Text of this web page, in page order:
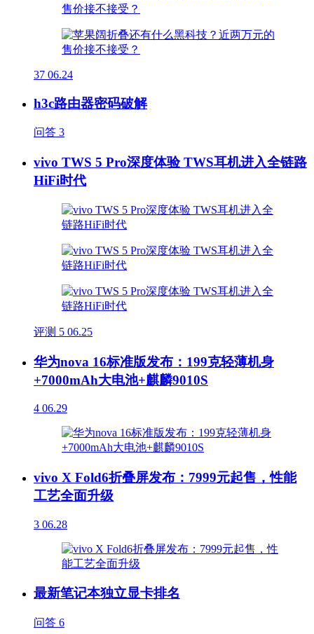
37 06.24
h3c路由器密码破解
问答 3
vivo TWS 5 Pro深度体验 TWS耳机进入全链路
HiFi时代
评测 5 06.25
华为nova 16标准版发布：199克轻薄机身
+7000mAh大电池+麒麟9010S
4 06.29
vivo X Fold6折叠屏发布：7999元起售，性能
工艺全面升级
3 06.28
最新笔记本独立显卡排名
问答 6